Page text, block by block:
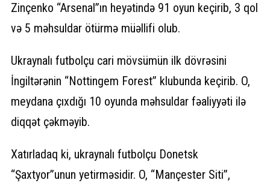
Zinçenko “Arsenal”ın heyətində 91 oyun keçirib, 3 qol
və 5 məhsuldar ötürmə müəllifi olub.
Ukraynalı futbolçu cari mövsümün ilk dövrəsini
İngiltərənin “Nottingem Forest” klubunda keçirib. O,
meydana çıxdığı 10 oyunda məhsuldar fəaliyyəti ilə
diqqət çəkməyib.
Xatırladaq ki, ukraynalı futbolçu Donetsk
“Şaxtyor”unun yetirməsidir. O, “Mançester Siti”,